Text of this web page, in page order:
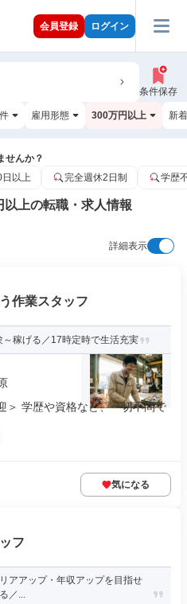
会員登録 ログイン
条件保存
雇用形態 300万円以上 新
せんか？
以上 完全週休2日制 学歴
上の転職・求人情報
詳細表示
作業スタッフ
稼げる／17時定時で生活充実
＞ 学歴や資格など、一切不問で
気になる
フ
アアップ・年収アップを目指せ
／...